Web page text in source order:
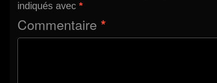
indiqués avec *
Commentaire *